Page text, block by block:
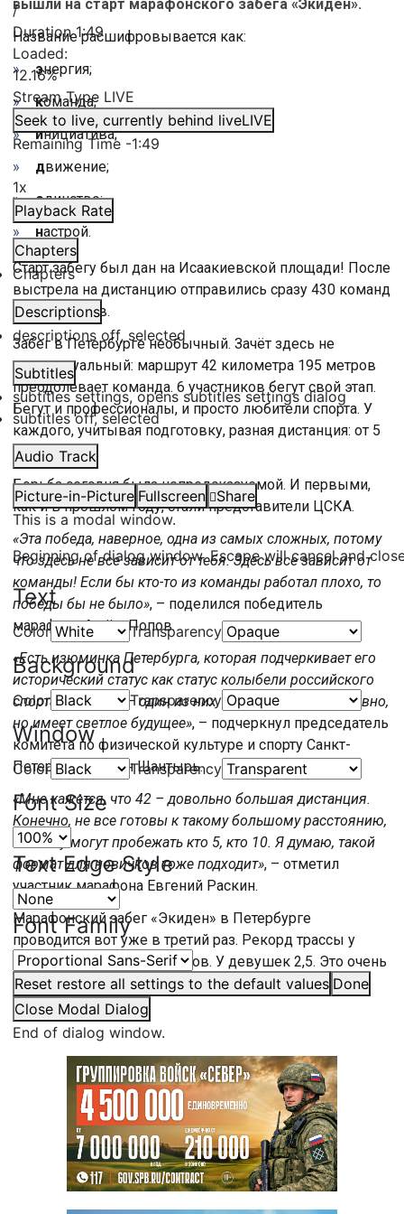
/
Duration1:49
Loaded:
12.16%
Stream Type LIVE
Seek to live, currently behind liveLIVE
Remaining Time -1:49
1x
Playback Rate
Chapters
Chapters
Descriptions
descriptions off, selected
Subtitles
subtitles settings, opens subtitles settings dialog
subtitles off, selected
Audio Track
Picture-in-Picture Fullscreen
Share
This is a modal window.
Beginning of dialog window. Escape will cancel and
Text
Color Transparency
Background
Color Transparency
Window
Color Transparency
Font Size
Text Edge Style
Font Family
Reset restore all settings to the default values Done
Close Modal Dialog
End of dialog window.
вышли на старт марафонского забега «Экиден».
Название расшифровывается как:
энергия;
команда;
инициатива;
движение;
единство;
настрой.
Старт забегу был дан на Исаакиевской площади! После
выстрела на дистанцию отправились сразу 430 команд
из 70 городов.
Забег в Петербурге необычный. Зачёт здесь не
индивидуальный: маршрут 42 километра 195 метров
преодолевает команда. 6 участников бегут свой этап.
Бегут и профессионалы, и просто любители спорта. У
каждого, учитывая подготовку, разная дистанция: от 5
до 10 км.
Борьба сегодня была непредсказуемой. И первыми,
как и в прошлом году, стали представители ЦСКА.
«Эта победа, наверное, одна из самых сложных, потому
что здесь не все зависит от тебя. Здесь все зависит от
команды! Если бы кто-то из команды работал плохо, то
победы бы не было», – поделился победитель
марафона Артём Попов.
«Есть изюминка Петербурга, которая подчеркивает его
исторический статус как статус колыбели российского
спорта. “Экиден” – один из них. Старт появился недавно,
но имеет светлое будущее», – подчеркнул председатель
комитета по физической культуре и спорту Санкт-
Петербурга Антон Шантырь.
«Мне кажется, что 42 – довольно большая дистанция.
Конечно, не все готовы к такому большому расстоянию,
поэтому могут пробежать кто 5, кто 10. Я думаю, такой
формат для новичков тоже подходит», – отметил
участник марафона Евгений Раскин.
Марафонский забег «Экиден» в Петербурге
проводится вот уже в третий раз. Рекорд трассы у
мужчин чуть больше 2 часов. У девушек 2,5. Это очень
хороший результат даже для профессионалов.